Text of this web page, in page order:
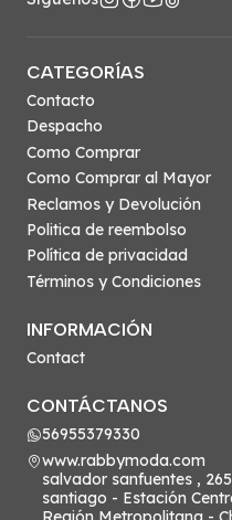
CATEGORÍAS
Contacto
Despacho
Como Comprar
Como Comprar al Mayor
Reclamos y Devolución
Politica de reembolso
Política de privacidad
Términos y Condiciones
INFORMACIÓN
Contact
CONTÁCTANOS
56955379330
www.rabbymoda.com
salvador sanfuentes ,
santiago - Estación